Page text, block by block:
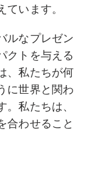
います。
ルなプレゼン
クトを与える
、私たちが何
に世界と関わ
私たちは、
合わせること